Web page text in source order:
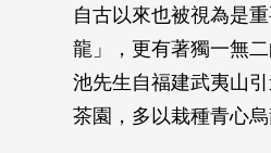
自古以來也被視為是
龍」，更有著獨一無
池先生自福建武夷山
茶園，多以栽種青心烏